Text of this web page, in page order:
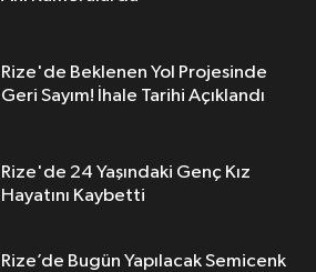
Rize'de Beklenen Yol Projesinde
Geri Sayım! İhale Tarihi Açıklandı
Rize'de 24 Yaşındaki Genç Kız
Hayatını Kaybetti
Rize’de Bugün Yapılacak Semicenk